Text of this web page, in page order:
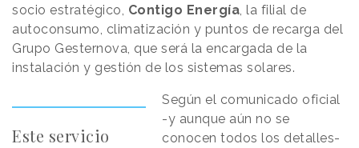
socio estratégico, Contigo Energía, la filial de
autoconsumo, climatización y puntos de recarga del
Grupo Gesternova, que será la encargada de la
instalación y gestión de los sistemas solares.
Este servicio
Según el comunicado oficial
-y aunque aún no se
conocen todos los detalles-